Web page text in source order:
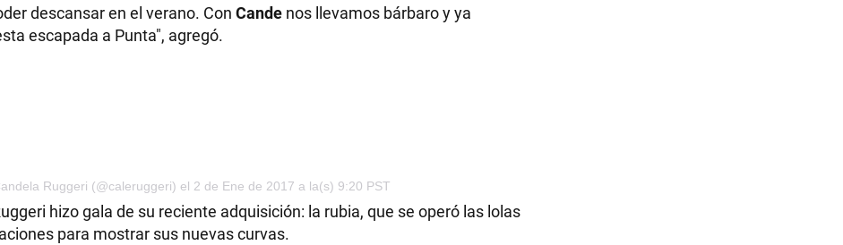
descansar en el verano. Con Cande nos llevamos bárbaro y ya
escapada a Punta", agregó.
Ruggeri (@caleruggeri) el 2 de Ene de 2017 a la(s) 9:20 PST
hizo gala de su reciente adquisición: la rubia, que se operó las lolas
para mostrar sus nuevas curvas.